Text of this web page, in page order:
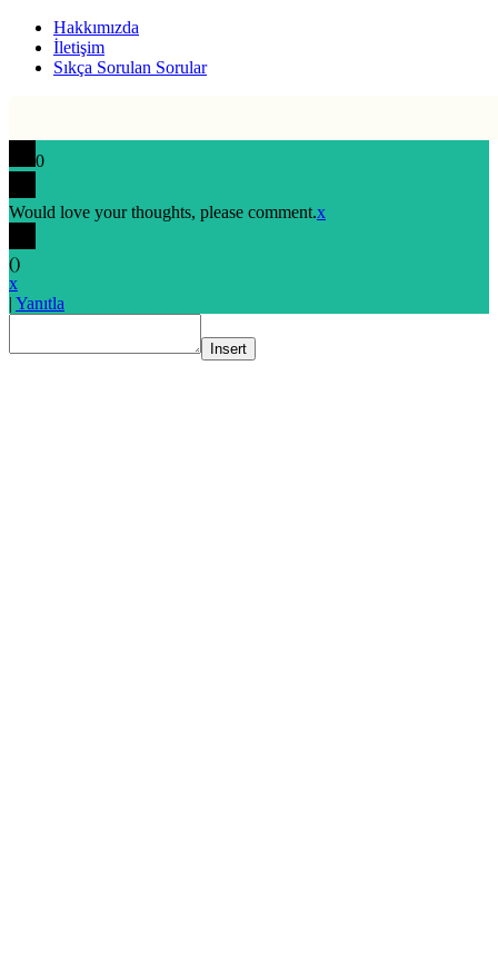
Hakkımızda
İletişim
Sıkça Sorulan Sorular
0
Would love your thoughts, please comment.x
()
x
| Yanıtla
Insert